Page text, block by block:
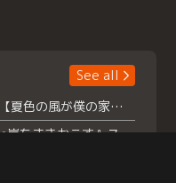
See all
浮所飛貴主演！ 【夏色の風が僕の家にやってきた】 本日よりテラサで独占配信スタート！
『夏色の雲が恋と嵐をまきおこす』スペシャルメイキング 【Part1】2026年７月18日（土）23時30分～配信スタート！話題のシーンの裏側を大公開！豪華キャスト大集合！ 『武宮家 真夏の家族会議』開催！